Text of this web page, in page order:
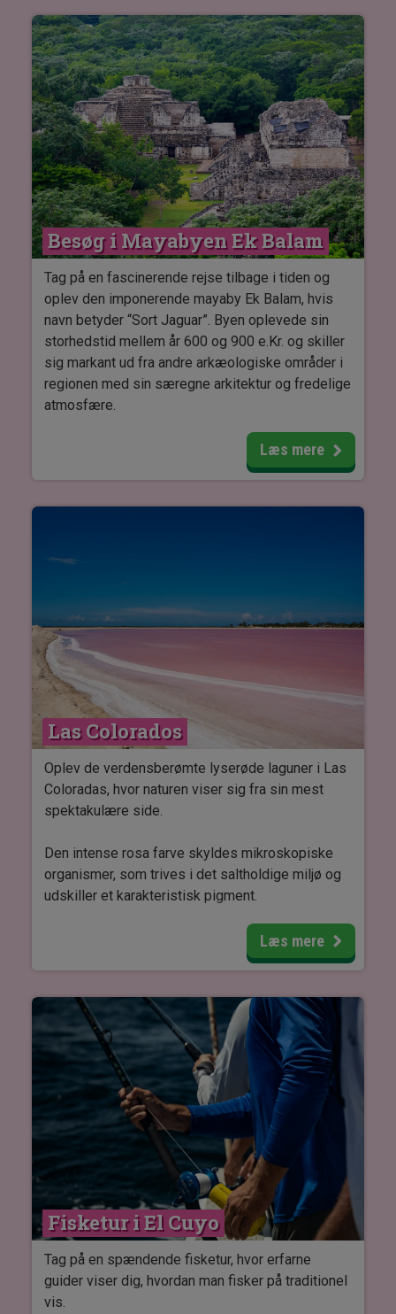
væverne viser, hvordan de viderefører deres
forfædres teknikker i den daglige produktion.
populært sted for billeder. Chukum er en
halvlukket cenote med dybt vand.
Udflugten er tilrettelagt, så du har god tid ved
hver cenote til at bade, udforske og nyde
omgivelserne i dit eget tempo.
Besøg i Mayabyen Ek Balam
Tag på en fascinerende rejse tilbage i tiden og
oplev den imponerende mayaby Ek Balam, hvis
navn betyder “Sort Jaguar”. Byen oplevede sin
storhedstid mellem år 600 og 900 e.Kr. og skiller
sig markant ud fra andre arkæologiske områder i
regionen med sin særegne arkitektur og fredelige
atmosfære.
Her kan du opleve blandt andet boldbanen, den
majestætiske akropolis, det ovale palads og de
Turen foregår som en gruppeudflugt.
Læs mere
Las Colorados
Oplev de verdensberømte lyserøde laguner i Las
Coloradas, hvor naturen viser sig fra sin mest
spektakulære side.
Den intense rosa farve skyldes mikroskopiske
organismer, som trives i det saltholdige miljø og
udskiller et karakteristisk pigment.
Området er beskyttet, og det er ikke tilladt at
bade, hvilket gør oplevelsen endnu mere særlig.
vand, hvor solens refleksion skaber et magisk
skær over landskabet.
Turen giver også mulighed for at udforske den
lokale flora og fauna i et af Yucatáns mest unikke
naturområder.
Udflugten foregår som en privat tur, hvor du får ro
og tid til at nyde omgivelserne i dit eget tempo,
ledsaget af en engelsktalende guide.
Læs mere
Fisketur i El Cuyo
Tag på en spændende fisketur, hvor erfarne
guider viser dig, hvordan man fisker på traditionel
vis.